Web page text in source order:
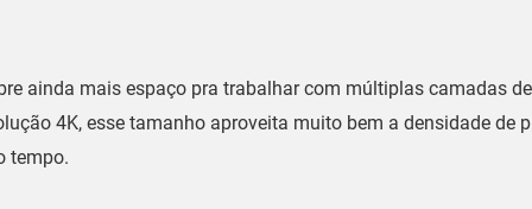
ainda mais espaço pra trabalhar com múltiplas camadas
4K, esse tamanho aproveita muito bem a densidade de
tempo.